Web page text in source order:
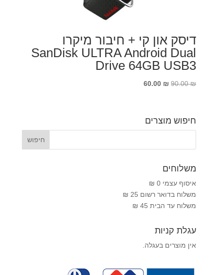
דיסק און קי + חיבור מיקרו
SanDisk ULTRA Android Dual
Drive 64GB USB3
90.00₪
המחיר
90.00 ₪.
60.00 ₪
המחיר
חיפוש מוצרים
משלוחים
איסוף עצמי 0 ₪
משלוח בדואר רשום 25 ₪
משלוח עד הבית 45 ₪
עגלת קניות
אין מוצרים בעגלה.